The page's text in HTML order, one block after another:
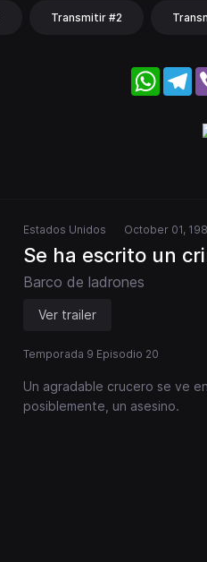
Transmitir #2
Estados Unidos October 01,
Se ha escrito un
Barco de ladrones
Ver trailer
Temporada 9 Episodio 20
Un agradable crucero se ve
posiblemente, un asesino.